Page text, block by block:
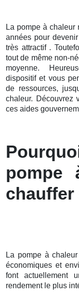
La pompe à chaleur
années pour
très attractif .
tout de même non-
moyenne.
dispositif et vous
de ressources,
chaleur. Découvrez
ces aides
pompe
chauffer
La pompe à
économiques et
font actuellement
rendement le plus